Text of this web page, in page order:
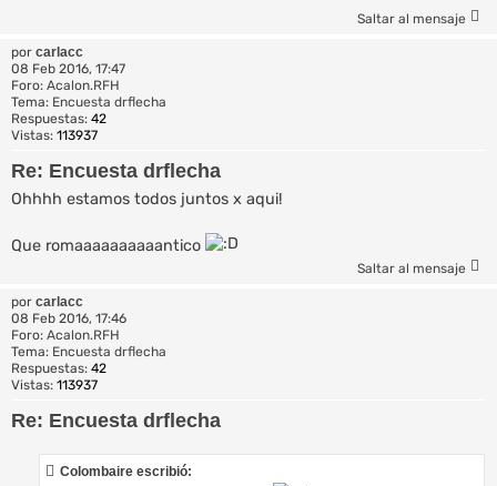
Saltar al mensaje
por carlacc
08 Feb 2016, 17:47
Foro: Acalon.RFH
Tema: Encuesta drflecha
Respuestas: 42
Vistas: 113937
Re: Encuesta drflecha
Ohhhh estamos todos juntos x aqui!
Que romaaaaaaaaaantico
Saltar al mensaje
por carlacc
08 Feb 2016, 17:46
Foro: Acalon.RFH
Tema: Encuesta drflecha
Respuestas: 42
Vistas: 113937
Re: Encuesta drflecha
Colombaire escribió: